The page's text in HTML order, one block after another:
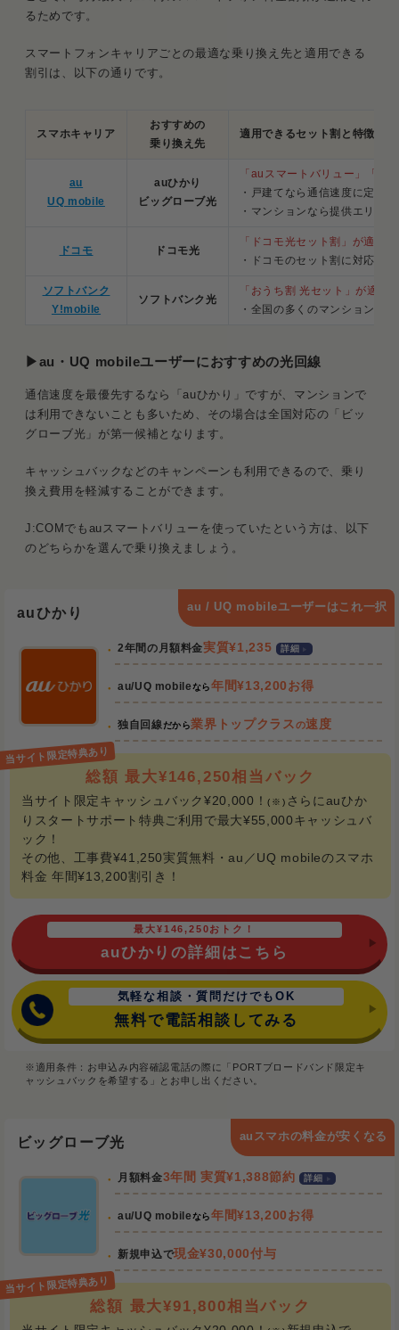
るためです。
スマートフォンキャリアごとの最適な乗り換え先と適用できる
割引は、以下の通りです。
スマホキャリア
おすすめの
乗り換え先
適用できるセット割と特徴
au
UQ mobile
auひかり
ビッグローブ光
「auスマートバリュー」「自
・戸建てなら通信速度に定評
・マンションなら提供エリア
ドコモ ドコモ光
「ドコモ光セット割」が適用
・ドコモのセット割に対応し
ソフトバンク
Y!mobile
ソフトバンク光
「おうち割 光セット」が適用
・全国の多くのマンションで
▶au・UQ mobileユーザーにおすすめの光回線
通信速度を最優先するなら「auひかり」ですが、マンションで
は利用できないことも多いため、その場合は全国対応の「ビッ
グローブ光」が第一候補となります。
キャッシュバックなどのキャンペーンも利用できるので、乗り
換え費用を軽減することができます。
J:COMでもauスマートバリューを使っていたという方は、以下
のどちらかを選んで乗り換えましょう。
auひかり au / UQ mobileユーザーはこれ一択
2年間の月額料金実質¥1,235 詳細
au/UQ mobileなら年間¥13,200お得
独自回線だから業界トップクラス の速度
総額 最大¥146,250相当バック
当サイト限定キャッシュバック¥20,000！(※) さらにauひか
りスタートサポート特典ご利用で最大¥55,000キャッシュバ
ック！
その他、工事費¥41,250実質無料・au／UQ mobileのスマホ
料金 年間¥13,200割引き！
最大¥146,250おトク！
auひかりの詳細はこちら
気軽な相談・質問だけでもOK
無料で電話相談してみる
※適用条件：お申込み内容確認電話の際に「PORTブロードバンド限定キ
ャッシュバックを希望する」とお申し出ください。
ビッグローブ光 auスマホの料金が安くなる
月額料金3年間 実質¥1,388節約 詳細
au/UQ mobileなら年間¥13,200お得
新規申込で現金¥30,000付与
総額 最大¥91,800相当バック